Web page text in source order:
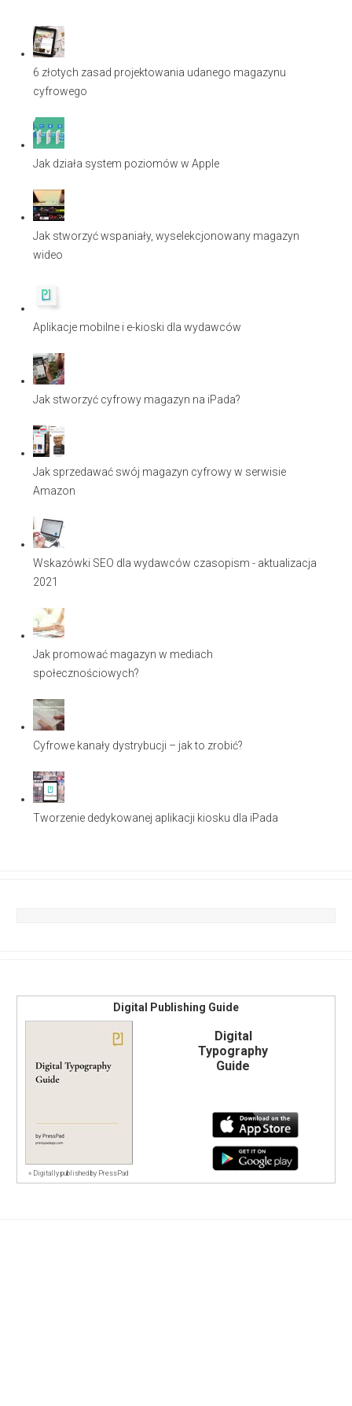
6 złotych zasad projektowania udanego magazynu
cyfrowego
Jak działa system poziomów w Apple
Jak stworzyć wspaniały, wyselekcjonowany magazyn
wideo
Aplikacje mobilne i e-kioski dla wydawców
Jak stworzyć cyfrowy magazyn na iPada?
Jak sprzedawać swój magazyn cyfrowy w serwisie
Amazon
Wskazówki SEO dla wydawców czasopism - aktualizacja
2021
Jak promować magazyn w mediach
społecznościowych?
Cyfrowe kanały dystrybucji – jak to zrobić?
Tworzenie dedykowanej aplikacji kiosku dla iPada
Digital Publishing Guide
» Digitally published by PressPad
Digital
Typography
Guide